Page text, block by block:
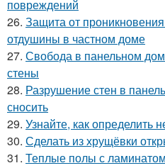
повреждений
26. Защита от
отдушины в частном доме
27. Свобода в панельном
стены
28. Разрушение стен в
сносить
29. Узнайте, как определить
30. Сделать из хрущёвки
31. Теплые полы с